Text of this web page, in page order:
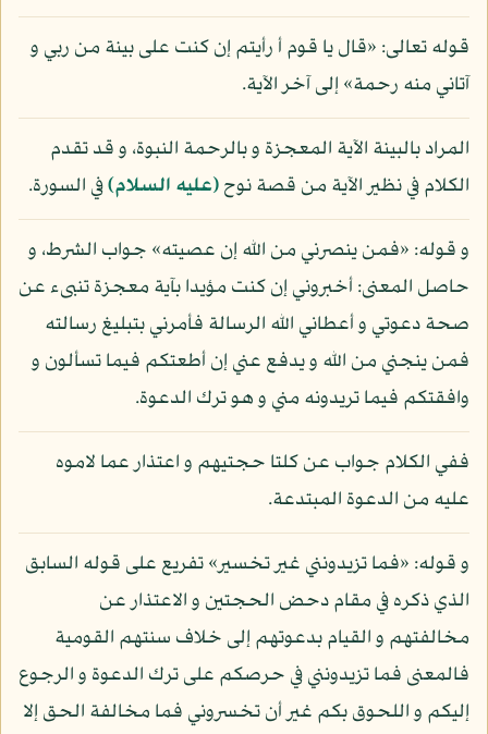
قوله تعالى: «قال يا قوم أ رأيتم إن كنت على بينة من ربي و
آتاني منه رحمة» إلى آخر الآية.
المراد بالبينة الآية المعجزة و بالرحمة النبوة، و قد تقدم
الكلام في نظير الآية من قصة نوح(عليه السلام)في السورة.
و قوله: «فمن ينصرني من الله إن عصيته» جواب الشرط، و
حاصل المعنى: أخبروني إن كنت مؤيدا بآية معجزة تنبىء عن
صحة دعوتي و أعطاني الله الرسالة فأمرني بتبليغ رسالته
فمن ينجني من الله و يدفع عني إن أطعتكم فيما تسألون و
وافقتكم فيما تريدونه مني و هو ترك الدعوة.
ففي الكلام جواب عن كلتا حجتيهم و اعتذار عما لاموه
عليه من الدعوة المبتدعة.
و قوله: «فما تزيدونني غير تخسير» تفريع على قوله السابق
الذي ذكره في مقام دحض الحجتين و الاعتذار عن
مخالفتهم و القيام بدعوتهم إلى خلاف سنتهم القومية
فالمعنى فما تزيدونني في حرصكم على ترك الدعوة و الرجوع
إليكم و اللحوق بكم غير أن تخسروني فما مخالفة الحق إلا